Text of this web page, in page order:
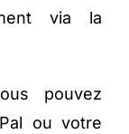
via la
pouvez
ou votre